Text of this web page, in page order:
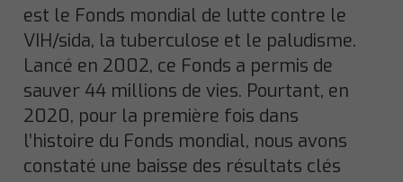
est le Fonds mondial de lutte contre le
VIH/sida, la tuberculose et le paludisme.
Lancé en 2002, ce Fonds a permis de
sauver 44 millions de vies. Pourtant, en
2020, pour la première fois dans
l’histoire du Fonds mondial, nous avons
constaté une baisse des résultats clés